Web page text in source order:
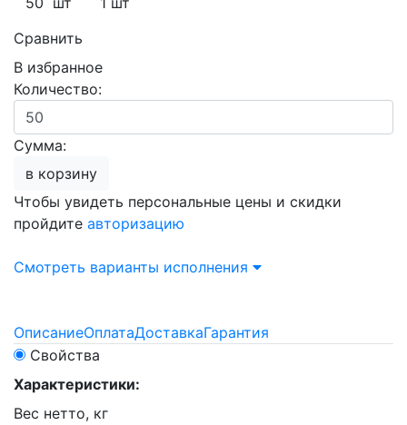
Сравнить
В избранное
Количество:
Сумма:
в корзину
Чтобы увидеть персональные цены и скидки
пройдите авторизацию
Смотреть варианты исполнения
ОписаниеОплатаДоставкаГарантия
Свойства
Характеристики:
Вес нетто, кг